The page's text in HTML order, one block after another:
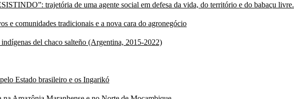
trajetória de uma agente social em defesa da vida, do território e do babaçu livre.
e comunidades tradicionais e a nova cara do agronegócio
del chaco salteño (Argentina, 2015-2022)
Estado brasileiro e os Ingarikó